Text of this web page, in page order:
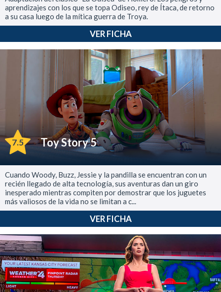
aprendizajes con los que se topa Odiseo, rey de Ítaca, de retorno
a su casa luego de la mítica guerra de Troya.
VER FICHA
7.5 Toy Story 5
Cuando Woody, Buzz, Jessie y la pandilla se encuentran con un
recién llegado de alta tecnología, sus aventuras dan un giro
inesperado mientras compiten por demostrar que los juguetes
más valiosos de la vida no se limitan a c...
VER FICHA